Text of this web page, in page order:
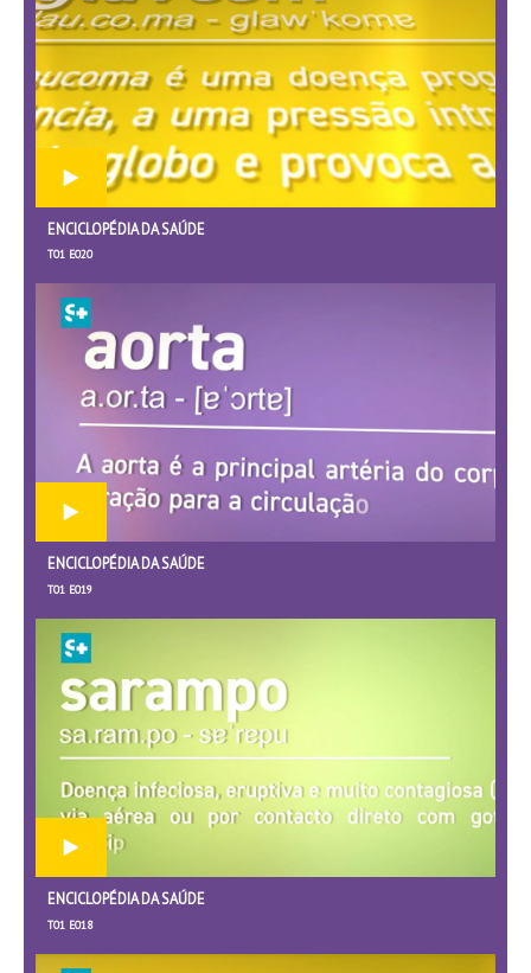
ENCICLOPÉDIA DA SAÚDE
T01 E020
ENCICLOPÉDIA DA SAÚDE
T01 E019
ENCICLOPÉDIA DA SAÚDE
T01 E018